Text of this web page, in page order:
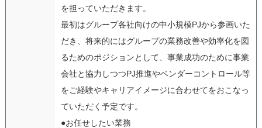
を担っていただきます。
最初はグループ各社向けの中小規模PJから参画いた
だき、将来的にはグループの業務改善や効率化を図
るためのポジションとして、事業成功のために事業
会社と協力しつつPJ推進やベンダーコントロール等
をご経験やキャリアイメージに合わせてをおこなっ
ていただく予定です。
●お任せしたい業務